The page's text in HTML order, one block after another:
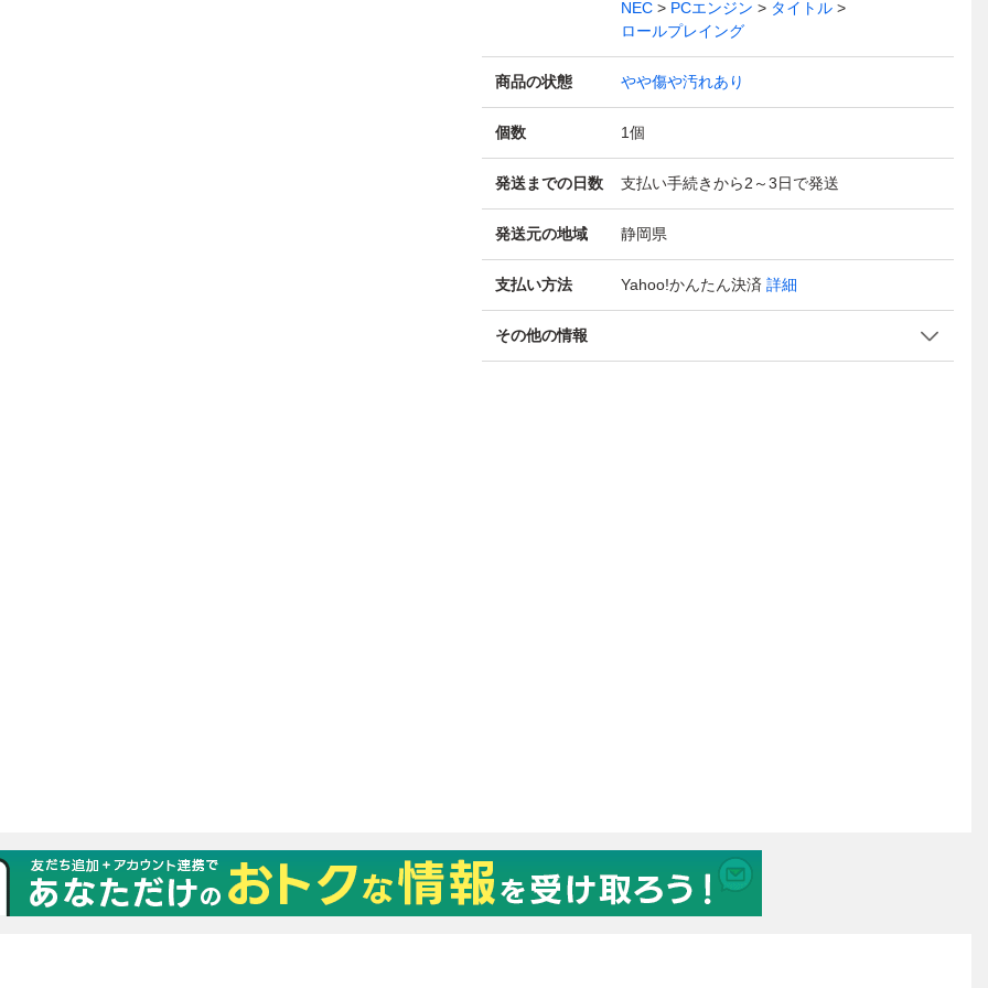
NEC PCエンジン
タイトル
ロールプレイング
商品の状態 やや傷や汚れあり
個数 1個
発送までの日数 支払い手続きから2～3日で発送
発送元の地域 静岡県
支払い方法 Yahoo!かんたん決済 詳細
その他の情報